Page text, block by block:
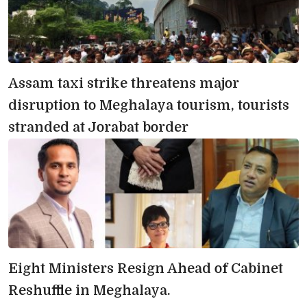
Assam taxi strike threatens major
disruption to Meghalaya tourism, tourists
stranded at Jorabat border
Eight Ministers Resign Ahead of Cabinet
Reshuffle in Meghalaya.